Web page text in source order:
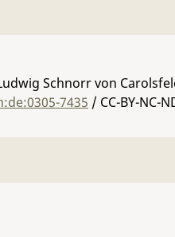
Schnorr von
7435 / CC-BY-NC-